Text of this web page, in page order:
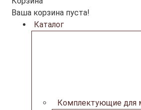
Ваша корзина пуста!
Каталог
Комплектующие для